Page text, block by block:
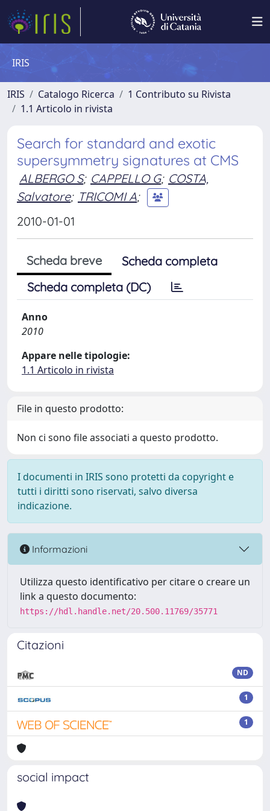
IRIS
IRIS Catalogo Ricerca
1 Contributo su Rivista
1.1 Articolo in rivista
Search for standard and exotic
supersymmetry signatures at CMS
ALBERGO S; CAPPELLO G; COSTA,
Salvatore; TRICOMI A;
2010-01-01
Scheda breve
Scheda completa
Scheda completa (DC)
Anno
2010
Appare nelle tipologie:
1.1 Articolo in rivista
File in questo prodotto:
Non ci sono file associati a questo prodotto.
I documenti in IRIS sono protetti da copyright e
tutti i diritti sono riservati, salvo diversa
indicazione.
Informazioni
Utilizza questo identificativo per citare o creare un
link a questo documento:
https://hdl.handle.net/20.500.11769/35771
Citazioni
ND
1
1
social impact